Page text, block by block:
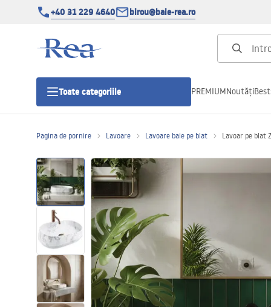
+40 31 229 4640 birou@baie-rea.ro
Toate categoriile
Usi pentru cabine de dus
Cadite de dus
Rigole Liniare
Vase WC si Bideuri
PREMIUMNoutăți
Pagina de pornire Lavoare Lavoare baie pe blat Lavoar pe blat